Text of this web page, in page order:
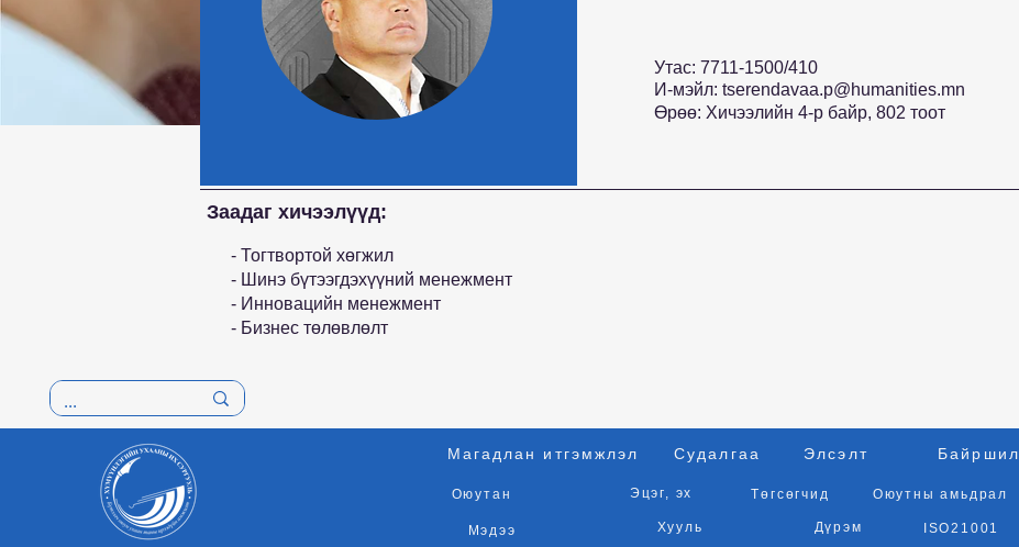
Утас: 7711-1500/410
И-мэйл: tserendavaa.p@humanities.mn
Өрөө: Хичээлийн 4-р байр, 802 тоот
Заадаг хичээлүүд:
- Тогтвортой хөгжил
- Шинэ бүтээгдэхүүний менежмент
- Инновацийн менежмент
- Бизнес төлөвлөлт
Оюутан Эцэг, эх Төгсөгчид Оюутны амьдрал
Магадлан итгэмжлэл Судалгаа Элсэлт Байршил
Мэдээ Хууль Дүрэм ISO21001